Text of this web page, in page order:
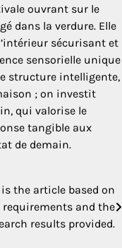
ouvrant sur le
dans la verdure. Elle
sécurisant et
sensorielle unique
structure intelligente,
; on investit
qui valorise le
tangible aux
de demain.
is the article based on
requirements and the
results provided.